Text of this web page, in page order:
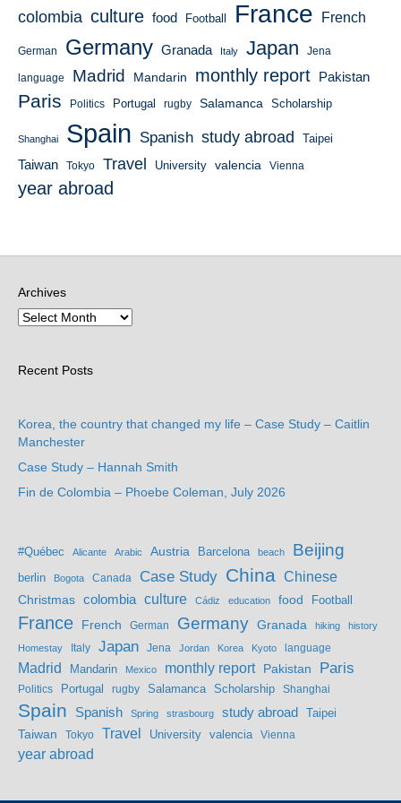
colombia culture food Football France French
German Germany Granada Italy Japan Jena
language Madrid Mandarin monthly report Pakistan
Paris Politics Portugal rugby Salamanca Scholarship
Shanghai Spain Spanish study abroad Taipei
Taiwan Tokyo Travel University valencia Vienna
year abroad
Archives
Recent Posts
Korea, the country that changed my life – Case Study – Caitlin
Manchester
Case Study – Hannah Smith
Fin de Colombia – Phoebe Coleman, July 2026
#Québec Alicante Arabic Austria Barcelona beach Beijing
berlin Bogota Canada Case Study China Chinese
Christmas colombia culture Cádiz education food Football
France French German Germany Granada hiking history
Homestay Italy Japan Jena Jordan Korea Kyoto language
Madrid Mandarin Mexico monthly report Pakistan Paris
Politics Portugal rugby Salamanca Scholarship Shanghai
Spain Spanish Spring strasbourg study abroad Taipei
Taiwan
Tokyo Travel University valencia Vienna
year abroad